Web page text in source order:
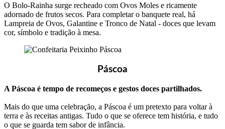
O Bolo-Rainha surge recheado com Ovos Moles e ricamente
adornado de frutos secos. Para completar o banquete real, há
Lampreia de Ovos, Galantine e Tronco de Natal - doces que levam
cor, símbolo e tradição à mesa.
Páscoa
A Páscoa é tempo de recomeços e gestos doces partilhados.
Mais do que uma celebração, a Páscoa é um pretexto para voltar à
terra e às receitas antigas. Tudo o que se oferece tem história, e tudo
o que se guarda tem sabor de infância.